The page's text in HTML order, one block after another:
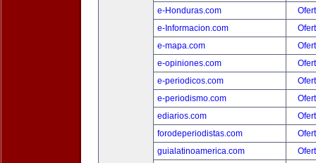
e-Honduras.com
e-Informacion.com
e-mapa.com
e-opiniones.com
e-periodicos.com
e-periodismo.com
ediarios.com
forodeperiodistas.com
guialatinoamerica.com